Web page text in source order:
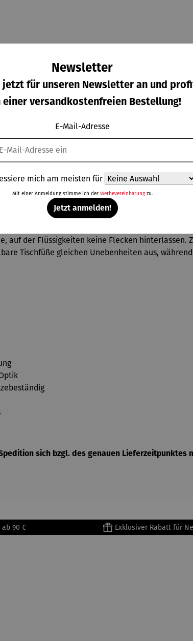
Bewertungen
Design, langlebige Materialien und
und eignet sich ideal für Terrasse, Garten
und eine lange
der Flüssigkeiten keine Flecken hinterlassen.
Tischfüße gleichen Unebenheiten aus,
sich bzgl. des genauen Lieferzeitpunktes
90 € Exklusiver Rabatt für
Newsletter
jetzt für unseren Newsletter an und
einer versandkostenfreien Bestellung!
E-Mail-Adresse
mich am meisten für
Mit einer Anmeldung stimme ich der Werbevereinbarungzu.
Jetzt anmelden!